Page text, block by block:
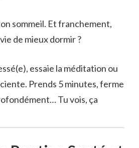
sommeil. Et franchement,
de mieux dormir ?
essaie la méditation ou
Prends 5 minutes, ferme
Tu vois, ça